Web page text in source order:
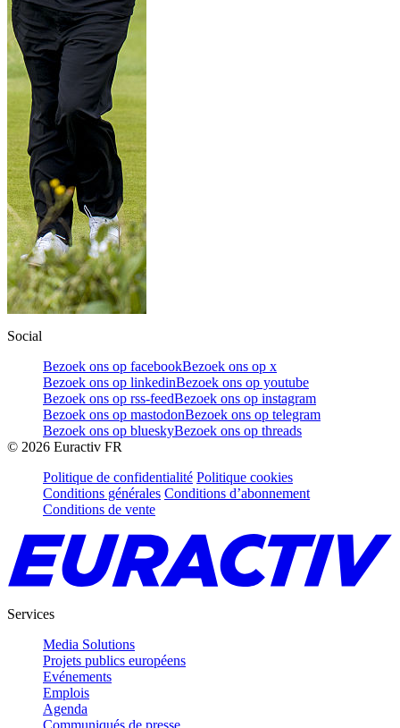
Social
Bezoek ons op facebookBezoek ons op x
Bezoek ons op linkedinBezoek ons op youtube
Bezoek ons op rss-feedBezoek ons op instagram
Bezoek ons op mastodonBezoek ons op telegram
Bezoek ons op blueskyBezoek ons op threads
© 2026 Euractiv FR
Politique de confidentialité Politique cookies
Conditions générales Conditions d’abonnement
Conditions de vente
Services
Media Solutions
Projets publics européens
Evénements
Emplois
Agenda
Communiqués de presse